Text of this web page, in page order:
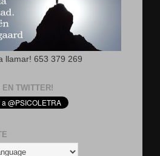
llamar! 653 379 269
EN TWITTER!